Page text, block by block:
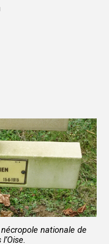
nationale de